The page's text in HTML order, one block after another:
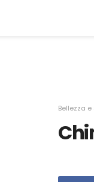
Bellezza